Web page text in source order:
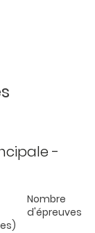
-
Nombre
d'épreuves